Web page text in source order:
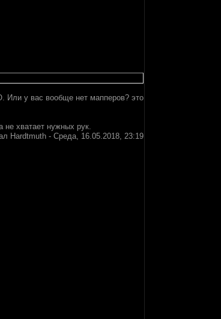
Или у вас вообще нет мапперов? это
не хватает нужных рук.
Hardtmuth - Среда, 16.05.2018, 23:19